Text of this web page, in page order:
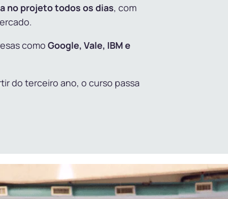
no projeto todos os dias, com
como Google, Vale, IBM e
do terceiro ano, o curso passa